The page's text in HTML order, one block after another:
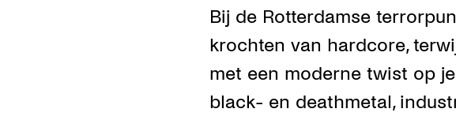
Bij de Rotterdamse
krochten van hardcore,
met een moderne twist op
black- en deathmetal,